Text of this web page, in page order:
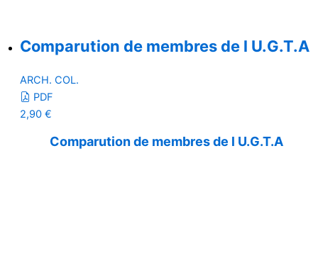
Comparution de membres de l U.G.T.A
ARCH. COL.
PDF
2,90 €
Comparution de membres de l U.G.T.A